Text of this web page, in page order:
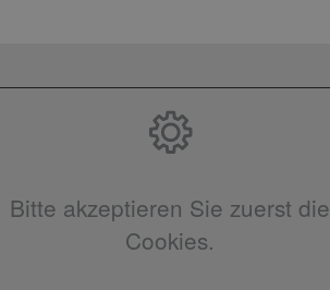
Bitte akzeptieren Sie zuerst die
Cookies.